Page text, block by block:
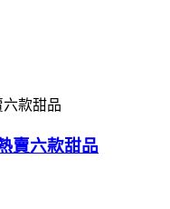
賣六款甜品